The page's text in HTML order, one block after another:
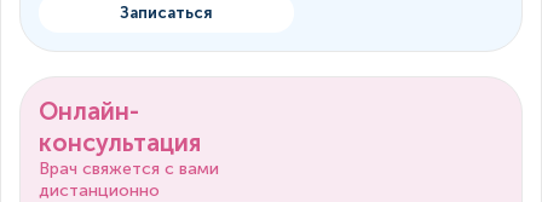
Записаться
Онлайн-
консультация
Врач свяжется с вами
дистанционно